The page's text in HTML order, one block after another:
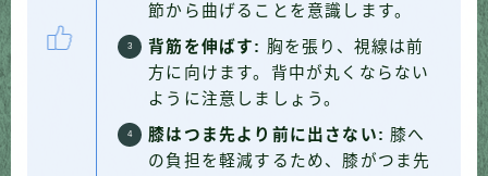
節から曲げることを意識します。
背筋を伸ばす: 胸を張り、視線は前
方に向けます。背中が丸くならない
ように注意しましょう。
膝はつま先より前に出さない: 膝へ
の負担を軽減するため、膝がつま先